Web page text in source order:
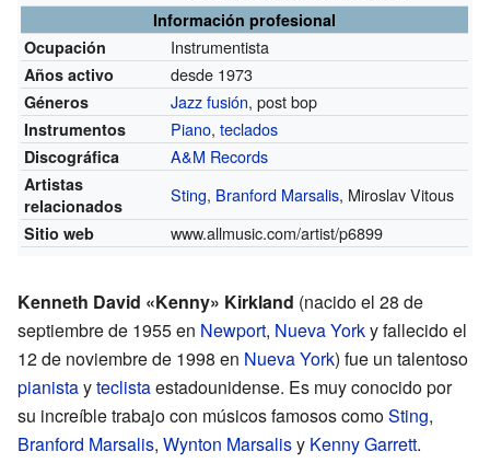
Información profesional
Ocupación
Instrumentista
Años activo desde 1973
Géneros Jazz fusión, post bop
Instrumentos Piano,teclados
Discográfica A&M Records
Artistas
relacionados
Sting, Branford Marsalis, Miroslav Vitous
Sitio web www.allmusic.com/artist/p6899
Kenneth David «Kenny» Kirkland (nacido el 28 de
septiembre de 1955 en Newport, Nueva Yorky fallecido el
12 de noviembre de 1998 en Nueva York) fue un talentoso
pianistayteclistaestadounidense. Es muy conocido por
su increíble trabajo con músicos famosos comoSting,
Branford Marsalis, Wynton Marsalisy Kenny Garrett.